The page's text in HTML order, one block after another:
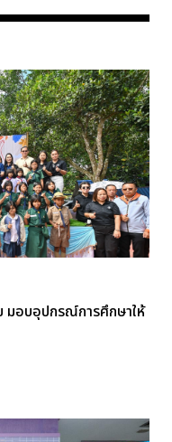
มอบอุปกรณ์การศึกษาให้